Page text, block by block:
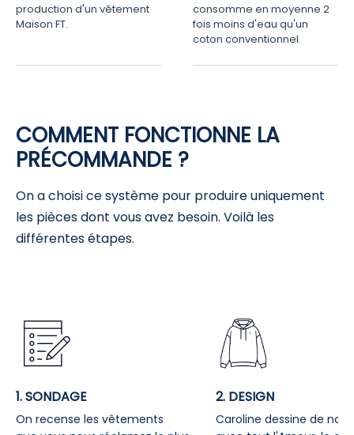
production d'un vêtement
Maison FT.
consomme en moyenne 2
fois moins d'eau qu'un
coton conventionnel.
COMMENT FONCTIONNE LA
PRÉCOMMANDE ?
On a choisi ce système pour produire uniquement
les pièces dont vous avez besoin. Voilà les
différentes étapes.
1. SONDAGE
On recense les vêtements
2. DESIGN
Caroline dessine de